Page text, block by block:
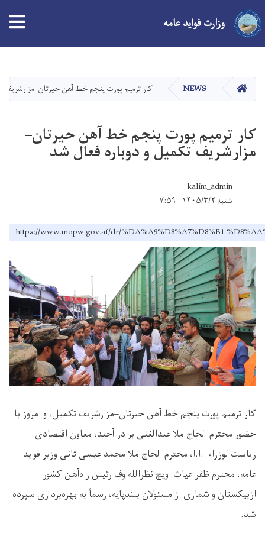
content
وزارت فواید عامه
صفحه اصلیNEWS کار ترمیم پورت پنجم خط آهن حیرتان–مزارشریف
کار ترمیم پورت پنجم خط آهن حیرتان–
مزارشریف تکمیل و دوباره فعال شد
kalim_admin
شنبه ۱۴۰۵/۳/۲ - ۷:۵۹
https://www.mopw.gov.af/dr/%DA%A9%D8%A7%D8%B1-
کار ترمیم پورت پنجم خط آهن حیرتان–مزارشریف تکمیل، و امروز با
حضور محترم الحاج ملا عبدالغنی برادر آخند، معاون اقتصادی
ریاست‌الوزراء ا.ا.ا، محترم الحاج ملا محمد عیسی ثانی وزیر فواید
عامه، محترم ظفر غیاث اویچ نظرالله‌اوف رئیس راه‌آهن کشور
ازبیکستان و شماری از مسئولان بلندپایه، رسماً به بهره‌برداری سپرده
شد.